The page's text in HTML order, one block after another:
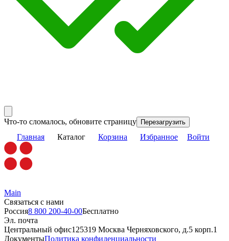
Что-то сломалось, обновите страницу Перезагрузить
Главная Каталог Корзина Избранное Войти
Main
Связаться с нами
Россия8 800 200-40-00Бесплатно
Эл. почта
Центральный офис125319 Москва Черняховского, д.5 корп.1
ДокументыПолитика конфиденциальности